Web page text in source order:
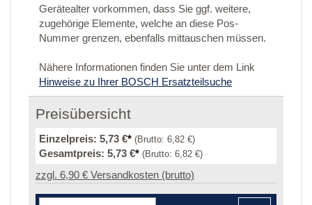
Gerätealter vorkommen, dass Sie ggf. weitere,
zugehörige Elemente, welche an diese Pos-
Nummer grenzen, ebenfalls mittauschen müssen.
Nähere Informationen finden Sie unter dem Link
Hinweise zu Ihrer BOSCH Ersatzteilsuche
Preisübersicht
Einzelpreis: 5,73 €* (Brutto: 6,82 €)
Gesamtpreis: 5,73 €* (Brutto: 6,82 €)
zzgl. 6,90 € Versandkosten (brutto)